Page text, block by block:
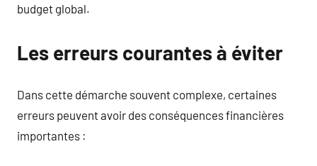
budget global.
Les erreurs courantes à éviter
Dans cette démarche souvent complexe, certaines
erreurs peuvent avoir des conséquences financières
importantes :